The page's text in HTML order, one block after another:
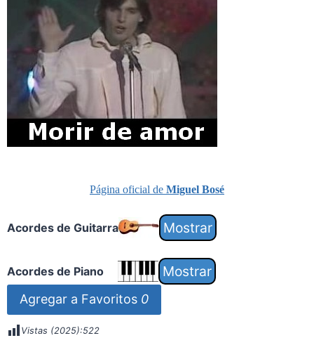
Página oficial de Miguel Bosé
Acordes de Guitarra
Acordes de Piano
Agregar a Favoritos 0
Vistas (2025):522